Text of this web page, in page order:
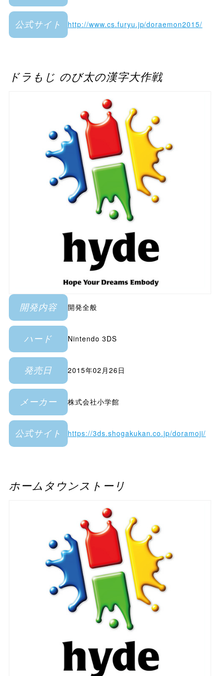
公式サイト http://www.cs.furyu.jp/doraemon2015/
ドラもじ のび太の漢字大作戦
開発内容 開発全般
ハード Nintendo 3DS
発売日 2015年02月26日
メーカー 株式会社小学館
公式サイト https://3ds.shogakukan.co.jp/doramoji/
ホームタウンストーリ